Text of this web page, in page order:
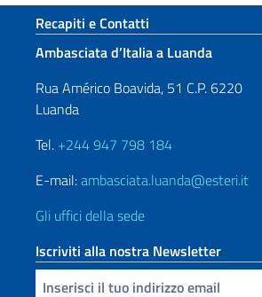
Sezione footer
Recapiti e Contatti
Ambasciata d’Italia a Luanda
Rua Américo Boavida, 51 C.P. 6220
Luanda
Tel. +244 947 798 184
E-mail:ambasciata.luanda@esteri.it
Gli uffici della sede
Iscriviti alla nostra Newsletter
Inserisci la tua email